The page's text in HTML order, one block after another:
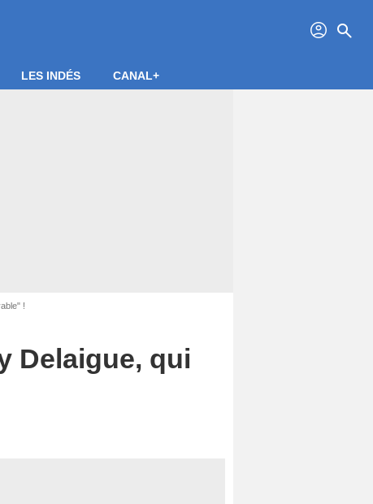
profil search
LES INDÉS CANAL+
!
Delaigue, qui